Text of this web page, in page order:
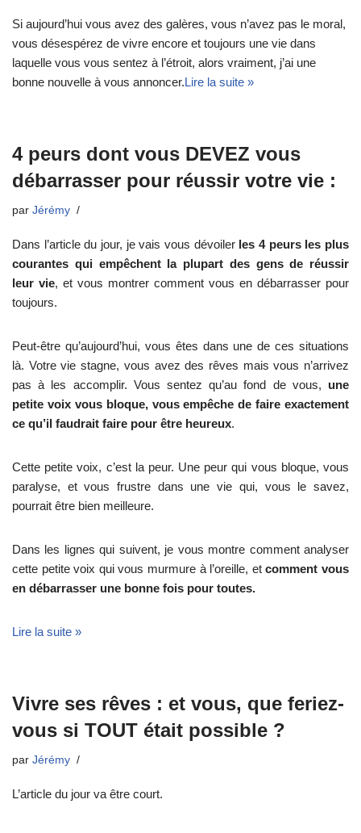
Si aujourd’hui vous avez des galères, vous n’avez pas le moral,
vous désespérez de vivre encore et toujours une vie dans
laquelle vous vous sentez à l’étroit, alors vraiment, j’ai une
bonne nouvelle à vous annoncer.Lire la suite »
4 peurs dont vous DEVEZ vous
débarrasser pour réussir votre vie :
par Jérémy
Dans l’article du jour, je vais vous dévoiler les 4 peurs les plus
courantes qui empêchent la plupart des gens de réussir
leur vie, et vous montrer comment vous en débarrasser pour
toujours.
Peut-être qu’aujourd’hui, vous êtes dans une de ces situations
là. Votre vie stagne, vous avez des rêves mais vous n’arrivez
pas à les accomplir. Vous sentez qu’au fond de vous, une
petite voix vous bloque, vous empêche de faire exactement
ce qu’il faudrait faire pour être heureux.
Cette petite voix, c’est la peur. Une peur qui vous bloque, vous
paralyse, et vous frustre dans une vie qui, vous le savez,
pourrait être bien meilleure.
Dans les lignes qui suivent, je vous montre comment analyser
cette petite voix qui vous murmure à l’oreille, etcomment vous
en débarrasser une bonne fois pour toutes.
Lire la suite »
Vivre ses rêves : et vous, que feriez-
vous si TOUT était possible ?
par Jérémy
L’article du jour va être court.